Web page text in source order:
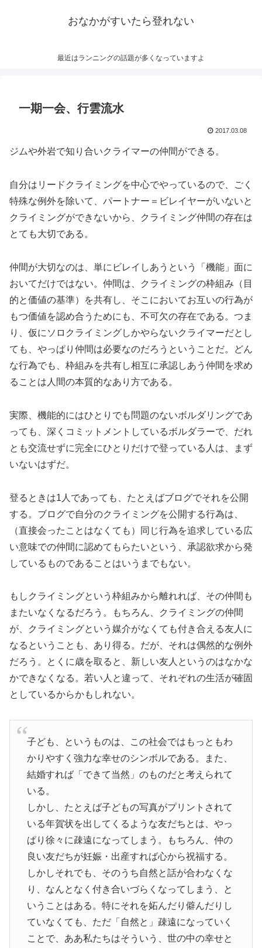
おなかがすいたら登れない
最近はランニングの話題が多くなっていますよ
一期一会、行雲流水
2017.03.08
ジムや外岩で知り合いクライマーの仲間ができる。
自分はリードクライミングを中心でやっているので、ごく
特殊な例外を除いて、パートナー＝ビレイヤーがいないと
クライミングができないから、クライミング仲間の存在は
とても大切である。
仲間が大切なのは、単にビレイしあうという「機能」面に
おいてだけではない。仲間は、クライミングの枠組み（目
的と価値の基準）を共有し、そこにおいてお互いの行為が
もつ価値を認め合うためにも、不可欠の存在である。つま
り、仮にソロクライミングしかやらないクライマーだとし
ても、やっぱり仲間は必要なのだろうということだ。どん
な行為でも、枠組みを共有し相互に承認しあう仲間を求め
ることは人間の本質的なあり方である。
実際、機能的にはひとりでも問題のないボルダリングであ
っても、深くコミットメントしているボルダラーで、だれ
とも交流せずに完全にひとりだけで登っている人は、まず
いないはずだ。
登るときは1人であっても、たとえばブログでそれを公開
する。ブログで自分のクライミングを公開する行為は、
（直接会ったことはなくても）同じ行為を追求している広
い意味での仲間に認めてもらたいという、承認欲求から発
しているものであることはいうまでもない。
もしクライミングという枠組みから離れれば、その仲間も
またいなくなるだろう。もちろん、クライミングの仲間
が、クライミングという媒介がなくても付き合える友人に
なるということも、あり得る。だが、それは偶然的な例外
だろう。とくに歳を取ると、新しい友人というのはなかな
かできなくなる。若い人と違って、それぞれの生活が確固
としているからかもしれない。
子ども、というものは、この社会ではもっともわ
かりやすく強力な幸せのシンボルである。また、
結婚すれば「できて当然」のものだと考えられて
いる。
しかし、たとえば子どもの写真がプリントされて
いる年賀状を出してくるような友だちとは、やっ
ぱり徐々に疎遠になってしまう。もちろん、仲の
良い友だちが妊娠・出産すれば心から祝福する。
しかしそれでも、そのうち自然と話が合わなくな
り、なんとなく付き合いづらくなってしまう、と
いうことはある。特にそれを妬んだり僻んだりし
ていなくても、ただ「自然と」疎遠になっていく
ことで、ああ私たちはそういう、世の中の幸せと